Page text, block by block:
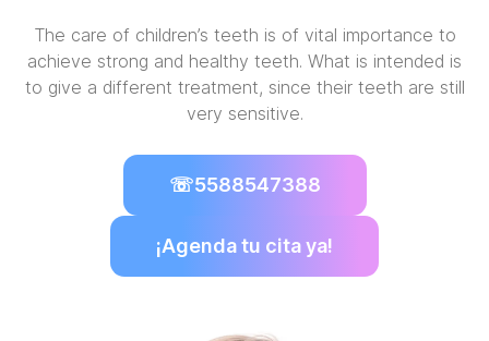
The care of children’s teeth is of vital importance to
achieve strong and healthy teeth. What is intended is
to give a different treatment, since their teeth are still
very sensitive.
☏5588547388
¡Agenda tu cita ya!